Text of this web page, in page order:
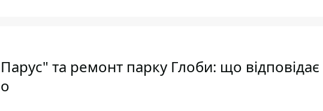
та ремонт парку Глоби: що відповідає